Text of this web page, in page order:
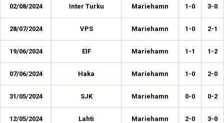
02/08/2024 Inter Turku Mariehamn 1-0 3-0
28/07/2024 VPS Mariehamn 1-0 2-1
19/06/2024 EIF Mariehamn 1-1 1-2
07/06/2024 Haka Mariehamn 1-0 2-0
31/05/2024 SJK Mariehamn 0-0 0-2
12/05/2024 Lahti Mariehamn 2-0 3-0